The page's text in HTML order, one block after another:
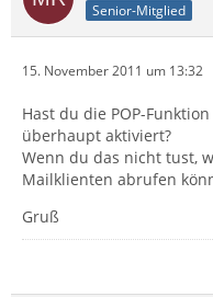
Senior-Mitglied
15. November 2011 um 13:32
Hast du die POP-
überhaupt aktiviert?
Wenn du das nicht tust,
Mailklienten abrufen
Gruß